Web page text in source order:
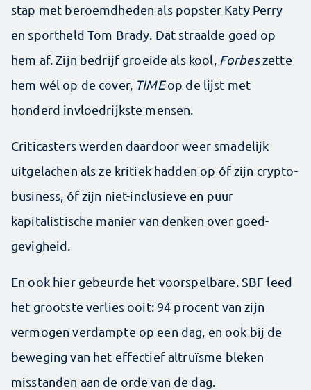
stap met beroemdheden als popster Katy Perry
en sportheld Tom Brady. Dat straalde goed op
hem af. Zijn bedrijf groeide als kool, ­ Forbeszette
hem wél op de ­cover, TIMEop de lijst met
honderd invloedrijkste mensen.
Criticasters werden daardoor weer smadelijk
uitgelachen als ze kritiek hadden op óf zijn crypto-
business, óf zijn niet-­inclusieve en puur
kapitalistische manier van denken over goed­
gevigheid.
En ook hier gebeurde het voorspelbare. SBF leed
het grootste verlies ooit: 94 procent van zijn
vermogen verdampte op een dag, en ook bij de
beweging van het effectief ­altruïsme bleken
misstanden aan de orde van de dag.